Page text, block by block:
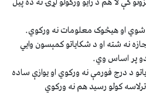
نه شته او د شکایاتو کمېسون وایي
پر اساس وي.
د درج فورمې نه ورکوي او یوازې ساده
کولو رسید هم نه ورکوي